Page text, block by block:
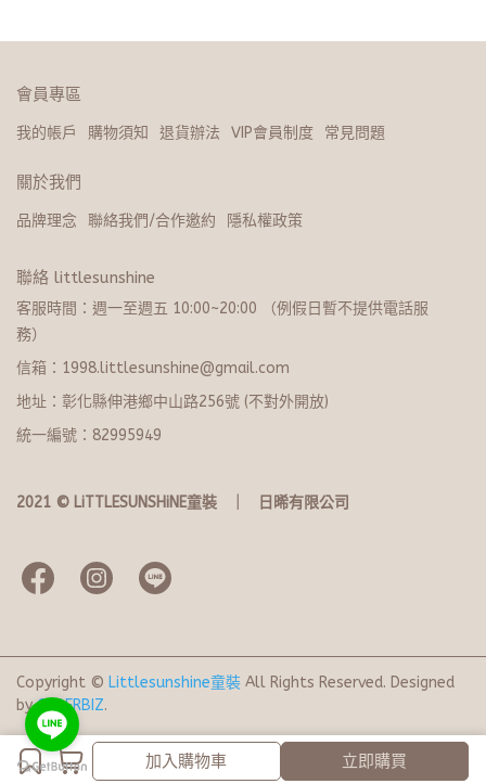
完成
加入購物車 立即購買
會員專區
我的帳戶 購物須知 退貨辦法 VIP會員制度 常見問題
關於我們
品牌理念 聯絡我們/合作邀約 隱私權政策
聯絡 littlesunshine
客服時間：週一至週五 10:00~20:​0​0 （例假日暫不提供電話服
務）
信箱：1998.littlesunshine@gmail.com
地址：彰化縣伸港鄉中山路256號 (不對外開放)
統一編號：82995949
2021 © LiTTLESUNSHiNE童裝   ｜   日晞有限公司
Copyright © Littlesunshine童裝 All Rights Reserved. Designed
byCYBERBIZ.